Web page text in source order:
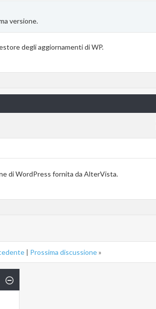
versione.
degli aggiornamenti di WP.
di WordPress fornita da AlterVista.
| Prossima discussione»